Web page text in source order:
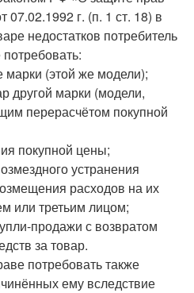
г. (п. 1 ст. 18) в
недостатков потребитель
марки (этой же модели);
другой марки (модели,
перерасчётом покупной
покупной цены;
устранения
расходов на их
или третьим лицом;
продажи с возвратом
за товар.
потребовать также
ему вследствие